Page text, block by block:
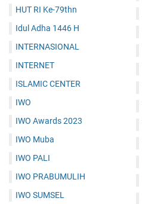
HUT RI Ke-79thn
Idul Adha 1446 H
INTERNASIONAL
INTERNET
ISLAMIC CENTER
IWO
IWO Awards 2023
IWO Muba
IWO PALI
IWO PRABUMULIH
IWO SUMSEL